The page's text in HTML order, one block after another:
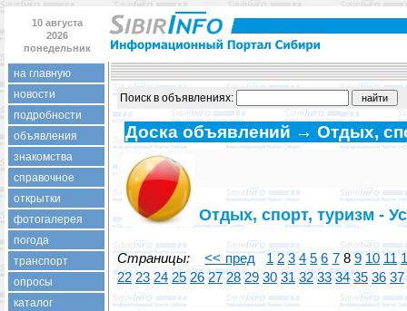
10 августа
2026
понедельник
на главную
новости
подробности
объявления
знакомства
справочное
открытки
фотогалерея
погода
транспорт
опросы
каталог
Поиск в объявлениях:
Доска объявлений → Отдых,
Отдых, спорт, туризм -
Страницы: << пред 1 2 3 4 5 6 789 10 11
22 23 24 25 26 27 28 29 30 31 32 33 34 35 36 37